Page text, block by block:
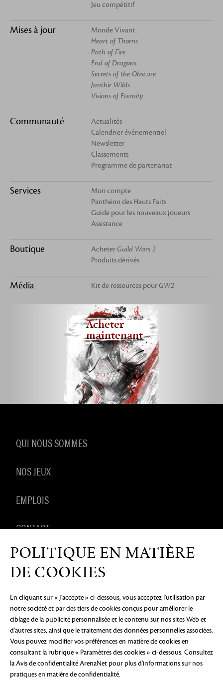
Jeu compétitif
Mises à jour
Monde Vivant
Heart of Thorns
Path of Fire
End of Dragons
Secrets of the Obscure
Janthir Wilds
Visions of Eternity
Communauté
Actualités
Calendrier événementiel
Newsletter
Classements
Programme de partenariat
Services
Mon compte
Panthéon des Hauts Faits
Guide pour les nouveaux joueurs
Assistance
Boutique AcheterGuild Wars 2
Produits dérivés
Média Kit de ressources pourGW2
Acheter
maintenant
QUI NOUS SOMMES
NOS JEUX
EMPLOIS
CONTACT
PRODUITS DÉRIVÉS
AVIS DE CONFIDENTIALITÉ MENTIONS LÉGALES
PAS VENDRE OU PARTAGER MES INFORMATIONS
PERSONNELLES
PRÉFÉRENCES COOKIE
©2026 ArenaNet, LLC. Tous droits réservés. Toutes
les marques déposées sont la propriété de leurs
propriétaires respectifs.
POLITIQUE EN MATIÈRE
DE COOKIES
En cliquant sur « J'accepte » ci-dessous, vous acceptez l'utilisation par
notre société et par des tiers de cookies conçus pour améliorer le
ciblage de la publicité personnalisée et le contenu sur nos sites Web et
d'autres sites, ainsi que le traitement des données personnelles associées.
Vous pouvez modifier vos préférences en matière de cookies en
consultant la rubrique « Paramètres des cookies » ci-dessous. Consultez
la Avis de confidentialité ArenaNet pour plus d'informations sur nos
pratiques en matière de confidentialité.